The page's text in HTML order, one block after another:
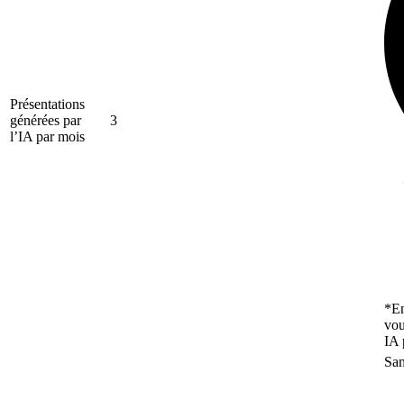
Présentations
générées par
l’IA par mois
3
IA